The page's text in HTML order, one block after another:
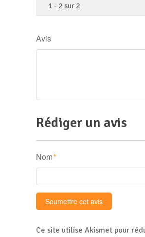
1 - 2 sur 2
Avis
Rédiger un avis
Nom *
Ce site utilise Akismet pour